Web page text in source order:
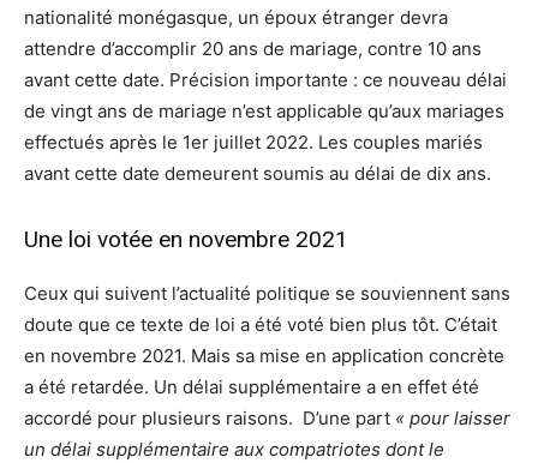
nationalité monégasque, un époux étranger devra
attendre d’accomplir 20 ans de mariage, contre 10 ans
avant cette date. Précision importante : ce nouveau délai
de vingt ans de mariage n’est applicable qu’aux mariages
effectués après le 1er juillet 2022. Les couples mariés
avant cette date demeurent soumis au délai de dix ans.
Une loi votée en novembre 2021
Ceux qui suivent l’actualité politique se souviennent sans
doute que ce texte de loi a été voté bien plus tôt. C’était
en novembre 2021. Mais sa mise en application concrète
a été retardée. Un délai supplémentaire a en effet été
accordé pour plusieurs raisons. D’une part « pour laisser
un délai supplémentaire aux compatriotes dont le